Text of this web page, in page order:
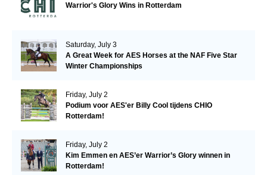
Warrior's Glory Wins in Rotterdam
Saturday, July 3
A Great Week for AES Horses at the NAF Five Star
Winter Championships
Friday, July 2
Podium voor AES'er Billy Cool tijdens CHIO
Rotterdam!
Friday, July 2
Kim Emmen en AES’er Warrior’s Glory winnen in
Rotterdam!